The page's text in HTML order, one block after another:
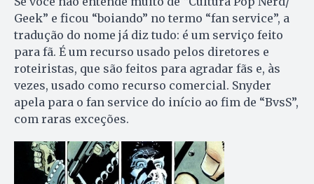
Geek” e ficou “boiando” no termo “fan service”, a
tradução do nome já diz tudo: é um serviço feito
para fã. É um recurso usado pelos diretores e
roteiristas, que são feitos para agradar fãs e, às
vezes, usado como recurso comercial. Snyder
apela para o fan service do início ao fim de “BvsS”,
com raras exceções.